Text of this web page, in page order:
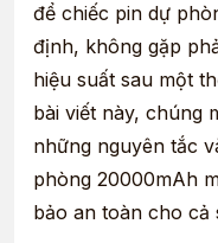
để chiếc pin dự
định, không gặp
hiệu suất sau một
bài viết này, chúng
những nguyên tắc
phòng 20000mAh
bảo an toàn cho cả